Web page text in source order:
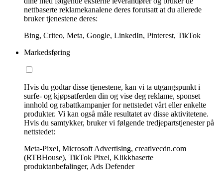
nettbaserte reklamekanalene deres forutsatt at du allerede
bruker tjenestene deres:
Bing, Criteo, Meta, Google, LinkedIn, Pinterest, TikTok
Markedsføring
Hvis du godtar disse tjenestene, kan vi ta utgangspunkt i
surfe- og kjøpsatferden din og vise deg reklame, sponset
innhold og rabattkampanjer for nettstedet vårt eller enkelte
produkter. Vi kan også måle resultatet av disse aktivitetene.
Hvis du samtykker, bruker vi følgende tredjepartstjenester på
nettstedet:
Meta-Pixel, Microsoft Advertising, creativecdn.com
(RTBHouse), TikTok Pixel, Klikkbaserte
produktanbefalinger, Ads Defender